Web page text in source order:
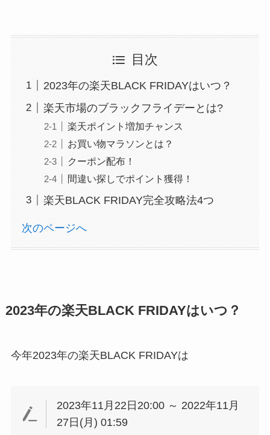
目次
2023年の楽天BLACK FRIDAYはいつ？
楽天市場のブラックフライデーとは?
楽天ポイント増加チャンス
お買い物マラソンとは？
クーポン配布！
間違い探しでポイント獲得！
楽天BLACK FRIDAY完全攻略法4つ
次のページへ
2023年の楽天BLACK FRIDAYはいつ？
今年2023年の楽天BLACK FRIDAYは
2023年11月22日20:00 ～ 2022年11月
27日(月) 01:59